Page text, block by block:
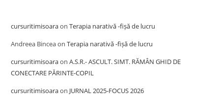
cursuritimisoaraonTerapia narativă -fișă de lucru
Andreea BinceaonTerapia narativă -fișă de lucru
cursuritimisoaraonA.S.R.- ASCULT. SIMT. RĂMÂN GHID DE
CONECTARE PĂRINTE-COPIL
cursuritimisoaraon JURNAL 2025-FOCUS 2026